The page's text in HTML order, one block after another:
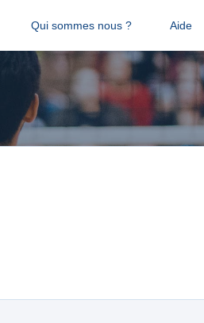
Qui sommes nous ? Aide